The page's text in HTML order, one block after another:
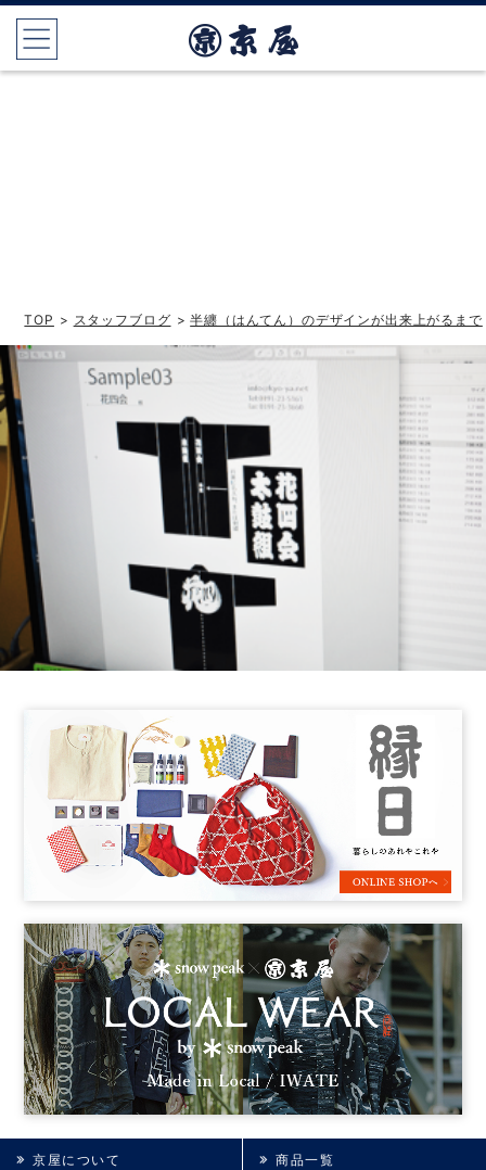
TOP > スタッフブログ >半纏（はんてん）のデザインが出来上がるまで
京屋について 商品一覧